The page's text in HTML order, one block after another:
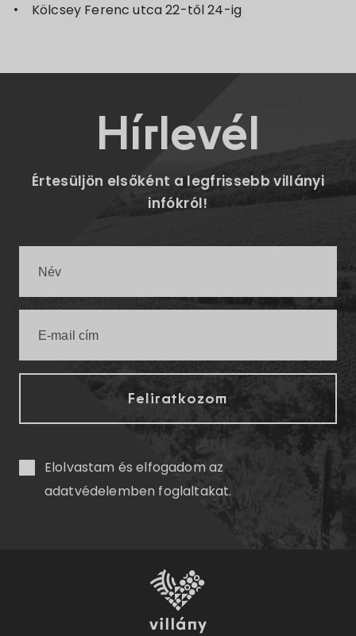
2024. évi általános
Kölcsey Ferenc utca 22-től 24-ig
Hírlevél
Értesüljön elsőként a legfrissebb villányi
infókról!
Elolvastam és elfogadom az
adatvédelemben foglaltakat.